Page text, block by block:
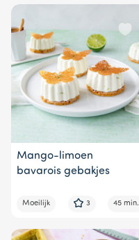
Mango-limoen
bavarois gebakjes
Moeilijk 3 45 min.